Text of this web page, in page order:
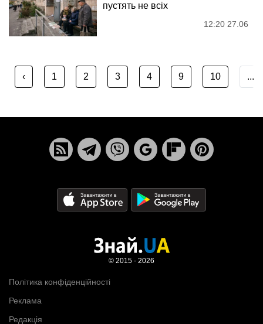
пустять не всіх
12:20 27.06
‹ 1 2 3 4 9 10 ...
Політика конфіденційності
Реклама
Редакція
© 2015 - 2026